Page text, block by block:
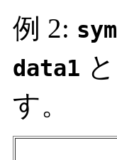
例 2:
data1
す。